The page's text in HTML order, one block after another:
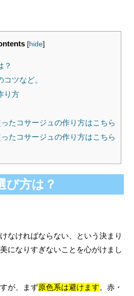
[hide]
？
ツなど。
り方
ったコサージュの作り方はこちら
ったコサージュの作り方はこちら
び方は？
なければならない、という決まり
になりすぎないことを心がけまし
が、まず原色系は避けます。赤・